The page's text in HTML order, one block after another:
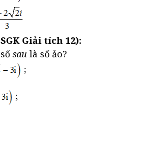
Giải tích 12):
sau là số ảo?